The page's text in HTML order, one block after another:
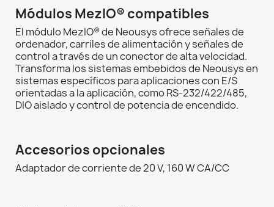
Módulos MezIO® compatibles
El módulo MezIO® de Neousys ofrece señales de
ordenador, carriles de alimentación y señales de
control a través de un conector de alta velocidad.
Transforma los sistemas embebidos de Neousys en
sistemas específicos para aplicaciones con E/S
orientadas a la aplicación, como RS-232/422/485,
DIO aislado y control de potencia de encendido.
Accesorios opcionales
Adaptador de corriente de 20 V, 160 W CA/CC